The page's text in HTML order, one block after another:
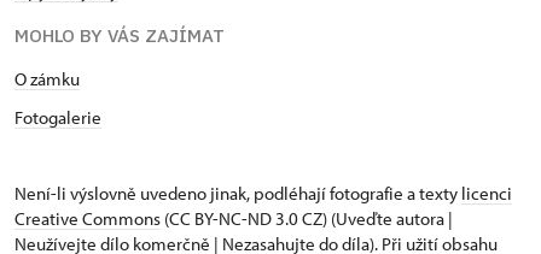
MOHLO BY VÁS ZAJÍMAT
O zámku
Fotogalerie
Není-li výslovně uvedeno jinak, podléhají fotografie a texty licenci
Creative Commons (CC BY-NC-ND 3.0 CZ) (Uveďte autora |
Neužívejte dílo komerčně | Nezasahujte do díla). Při užití obsahu